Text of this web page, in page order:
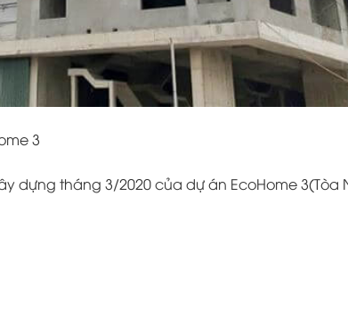
3
dựng tháng 3/2020 của dự án EcoHome 3(Tòa